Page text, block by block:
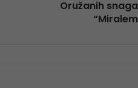
Oružanih